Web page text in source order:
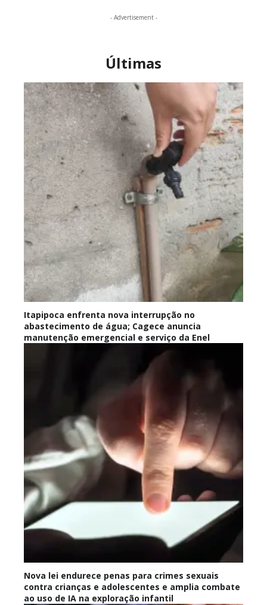
- Advertisement -
Últimas
Itapipoca enfrenta nova interrupção no
abastecimento de água; Cagece anuncia
manutenção emergencial e serviço da Enel
Nova lei endurece penas para crimes sexuais
contra crianças e adolescentes e amplia combate
ao uso de IA na exploração infantil